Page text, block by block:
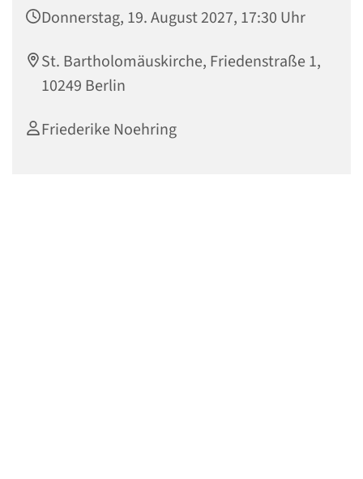
Donnerstag, 19. August 2027, 17:30 Uhr
St. Bartholomäuskirche, Friedenstraße 1,
10249 Berlin
Friederike Noehring